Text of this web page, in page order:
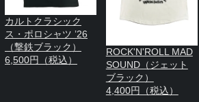
カルトクラシック
ス・ポロシャツ ’26
（撃鉄ブラック）
6,500円（税込）
ROCK'N'ROLL MAD
SOUND（ジェット
ブラック）
4,400円（税込）